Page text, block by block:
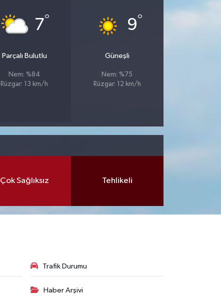
7°
Parçalı Bulutlu
Nem: %84
Rüzgar: 13 km/h
9°
Güneşli
Nem: %75
Rüzgar: 12 km/h
Çok Sağlıksız Tehlikeli
Trafik Durumu
Haber Arşivi